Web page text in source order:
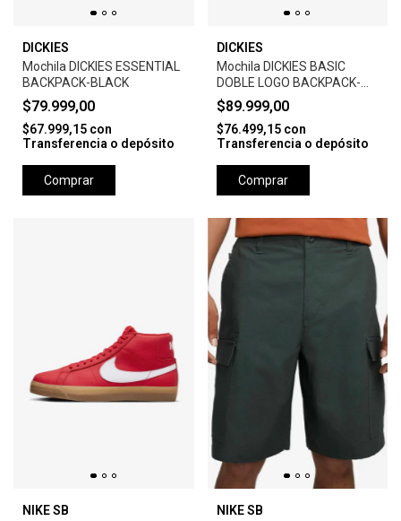
DICKIES
Mochila DICKIES ESSENTIAL
BACKPACK-BLACK
$79.999,00
$67.999,15 con
Transferencia o depósito
Comprar
DICKIES
Mochila DICKIES BASIC
DOBLE LOGO BACKPACK-
BLACK
$89.999,00
$76.499,15 con
Transferencia o depósito
Comprar
NIKE SB
NIKE SB